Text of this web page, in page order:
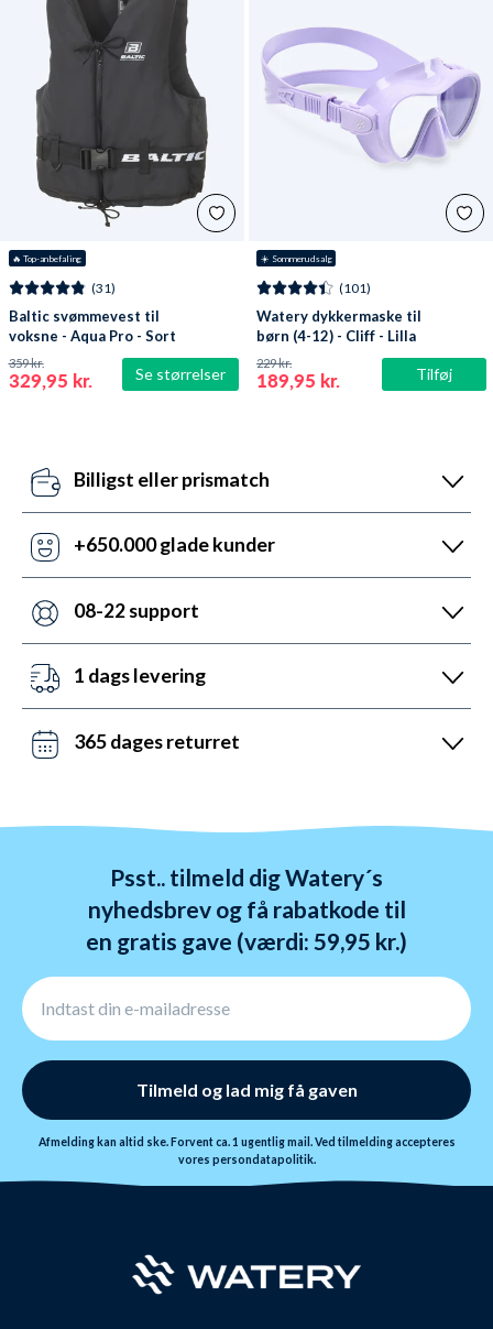
🔥 Top-anbefaling
Se størrelser
(31)
Baltic svømmevest til
voksne - Aqua Pro - Sort
329,95 kr.
359 kr.
☀️ Sommerudsalg
Tilføj
(101)
Watery dykkermaske til
børn (4-12) - Cliff - Lilla
189,95 kr.
229 kr.
Billigst eller prismatch
Vores pris-robotter opdaterer dagligt alle vores
priser ift. konkurrenterne. Misser de, så udnyt vores
+650.000 glade kunder
Med +6 år i markedet, så har vi hjulpet flere end
nogen andre med udstyr til vandsport. Heldigvis kan
08-22 support
Vi er sat i verden for at hjælpe. Derfor er vores
kundeservice åben mandag til fredag fra 08 til 22.
1 dags levering
Det kan du opnå ved bestilling før kl. 22:00 alle ugens
dage - også i weekenden. Vi sender med DAO, Bring
365 dages returret
behandles indenfor 24 timer.
Psst.. tilmeld dig Watery´s
nyhedsbrev og få rabatkode til
en gratis gave (værdi: 59,95 kr.)
Tilmeld og lad mig få gaven
Afmelding kan altid ske. Forvent ca. 1 ugentlig mail. Ved tilmelding accepteres
vores persondatapolitik.